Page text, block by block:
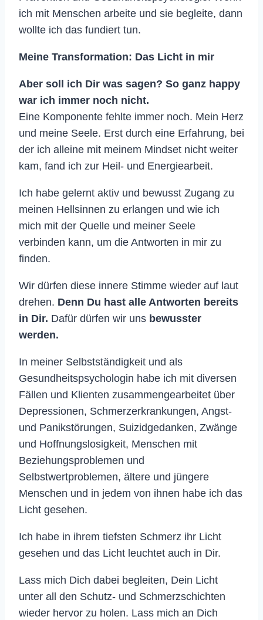
ich mit Menschen arbeite und sie begleite, dann
wollte ich das fundiert tun.
Meine Transformation: Das Licht in mir
Aber soll ich Dir was sagen? So ganz happy
war ich immer noch nicht.
Eine Komponente fehlte immer noch. Mein Herz
und meine Seele. Erst durch eine Erfahrung, bei
der ich alleine mit meinem Mindset nicht weiter
kam, fand ich zur Heil- und Energiearbeit.
Ich habe gelernt aktiv und bewusst Zugang zu
meinen Hellsinnen zu erlangen und wie ich
mich mit der Quelle und meiner Seele
verbinden kann, um die Antworten in mir zu
finden.
Wir dürfen diese innere Stimme wieder auf laut
drehen. Denn Du hast alle Antworten bereits
in Dir. Dafür dürfen wir uns bewusster
werden.
In meiner Selbstständigkeit und als
Gesundheitspsychologin habe ich mit diversen
Fällen und Klienten zusammengearbeitet über
Depressionen, Schmerzerkrankungen, Angst-
und Panikstörungen, Suizidgedanken, Zwänge
und Hoffnungslosigkeit, Menschen mit
Beziehungsproblemen und
Selbstwertproblemen, ältere und jüngere
Menschen und in jedem von ihnen habe ich das
Licht gesehen.
Ich habe in ihrem tiefsten Schmerz ihr Licht
gesehen und das Licht leuchtet auch in Dir.
Lass mich Dich dabei begleiten, Dein Licht
unter all den Schutz- und Schmerzschichten
wieder hervor zu holen. Lass mich an Dich